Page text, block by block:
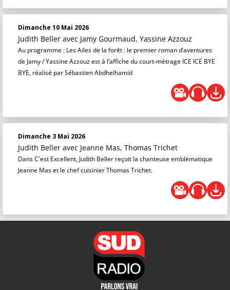
Dimanche 10 Mai 2026
Judith Beller avec Jamy Gourmaud, Yassine Azzouz
Au programme : Les Ailes de la forêt : le premier roman d’aventures
de Jamy / Yassine Azzouz est à l’affiche du court-métrage ICE ICE BYE
BYE, réalisé par Sébastien Abdhelhamid
Dimanche 3 Mai 2026
Judith Beller avec Jeanne Mas, Thomas Trichet
Dans C'est Excellent, Judith Beller reçoit la chanteuse emblématique
Jeanne Mas et le chef cuisinier Thomas Trichet.